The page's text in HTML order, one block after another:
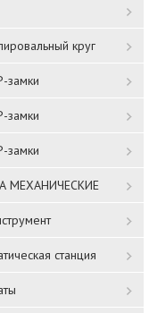
круг
замки
замки
замки
МЕХАНИЧЕСКИЕ
станция